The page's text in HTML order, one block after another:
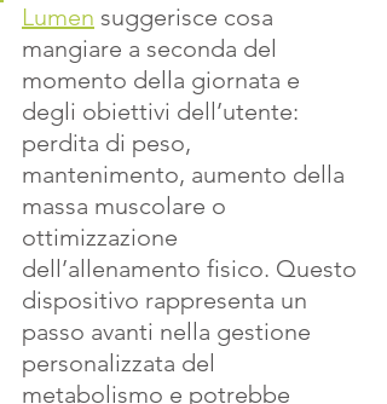
Lumen suggerisce cosa
mangiare a seconda del
momento della giornata e
degli obiettivi dell’utente:
perdita di peso,
mantenimento, aumento della
massa muscolare o
ottimizzazione
dell’allenamento fisico. Questo
dispositivo rappresenta un
passo avanti nella gestione
personalizzata del
metabolismo e potrebbe